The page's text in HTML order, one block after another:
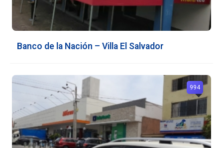
Banco de la Nación – Villa El Salvador
994